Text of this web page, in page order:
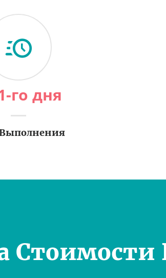
го дня
Стоимости